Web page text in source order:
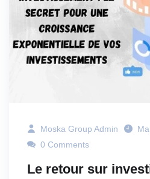
Moska Group Admin
0 Comments
Le retour sur